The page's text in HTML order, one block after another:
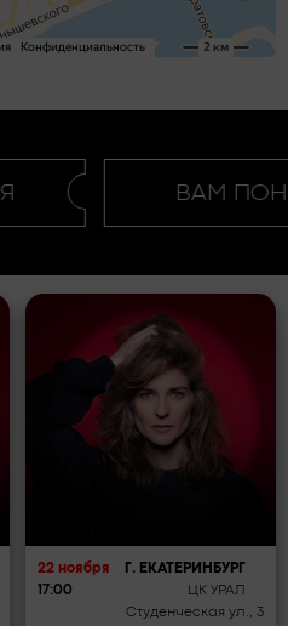
ВАМ
22 ноября
17:00
Г. ЕКАТЕРИНБУРГ
ЦК УРАЛ
Студенческая ул., 3